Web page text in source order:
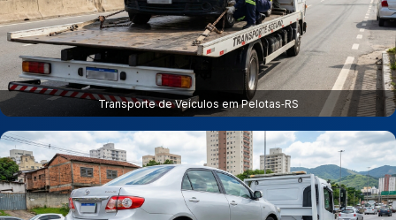
Transporte de Veículos em Pelotas‑RS